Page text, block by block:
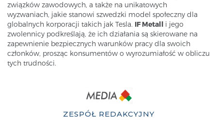
związków zawodowych, a także na unikatowych
wyzwaniach, jakie stanowi szwedzki model społeczny dla
globalnych korporacji takich jak Tesla. IF Metall i jego
zwolennicy podkreślają, że ich działania są skierowane na
zapewnienie bezpiecznych warunków pracy dla swoich
członków, prosząc konsumentów o wyrozumiałość w obliczu
tych trudności.
ZESPÓŁ REDAKCYJNY